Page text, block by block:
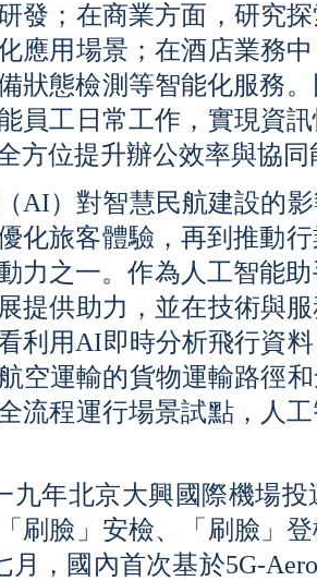
發；在商業方面，研究
應用場景；在酒店業務
狀態檢測等智能化服務
員工日常工作，實現資
方位提升辦公效率與協同
AI）對智慧民航建設的
化旅客體驗，再到推動
力之一。作為人工智能
提供助力，並在技術與
利用AI即時分析飛行資
空運輸的貨物運輸路徑
流程運行場景試點，人
九年北京大興國際機場
刷臉」安檢、「刷臉」
月，國內首次基於5G-